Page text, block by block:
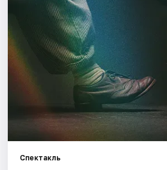
Артисты
Рейтинги
Спектакль